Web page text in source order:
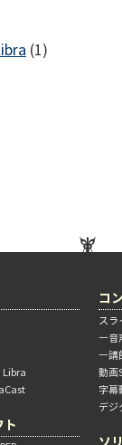
(1)
Libra
ト
コ
ス
―音
―講
動画
字幕
デジ
ソ